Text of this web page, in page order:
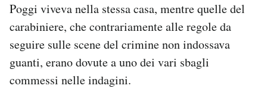
Poggi viveva nella stessa casa, mentre quelle del
carabiniere, che contrariamente alle regole da
seguire sulle scene del crimine non indossava
guanti, erano dovute a uno dei vari sbagli
commessi nelle indagini.